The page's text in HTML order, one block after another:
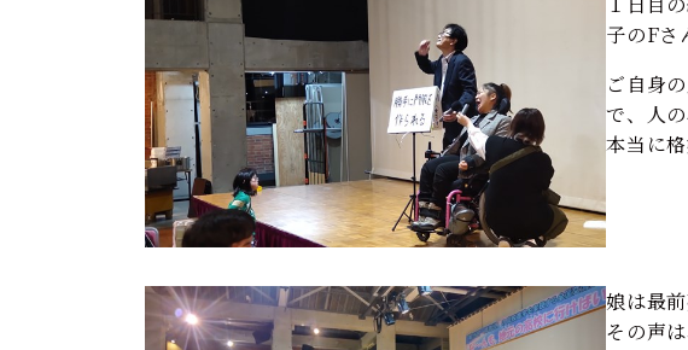
子のFさ
ご自身
で、人
本当に
娘は最
その声